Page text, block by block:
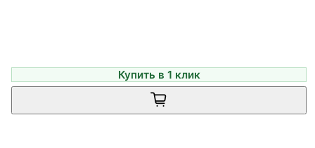
Купить в 1 клик